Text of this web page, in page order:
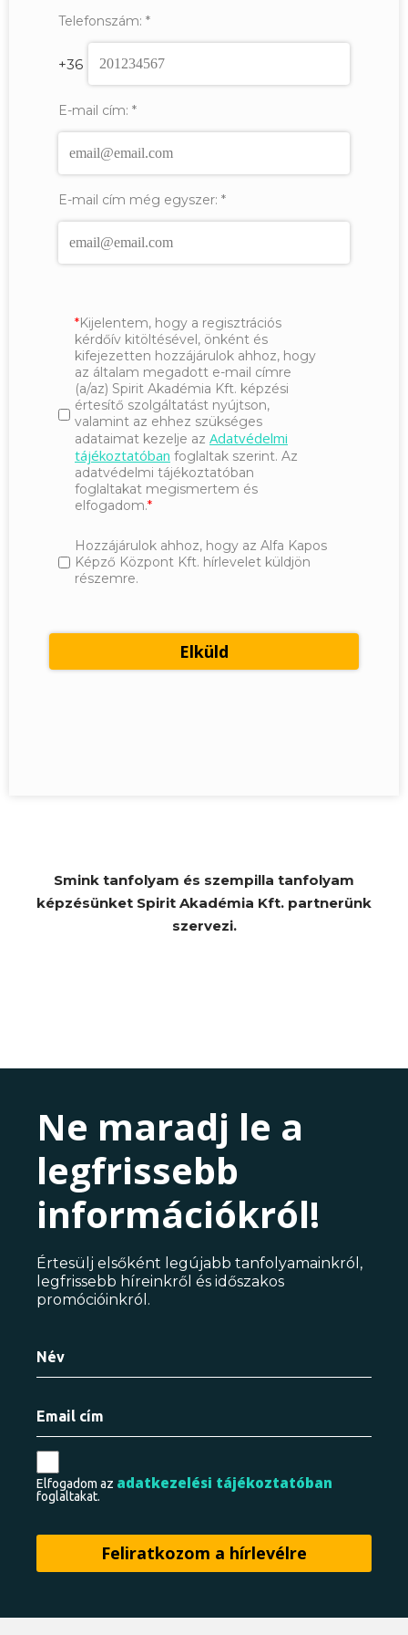
Telefonszám: *
+36
E-mail cím: *
E-mail cím még egyszer: *
Kijelentem, hogy a regisztrációs
kérdőív kitöltésével, önként és
kifejezetten hozzájárulok ahhoz, hogy
az általam megadott e-mail címre
(a/az) Spirit Akadémia Kft. képzési
értesítő szolgáltatást nyújtson,
valamint az ehhez szükséges
adataimat kezelje az Adatvédelmi
tájékoztatóban foglaltak szerint. Az
adatvédelmi tájékoztatóban
foglaltakat megismertem és
elfogadom.
Hozzájárulok ahhoz, hogy az Alfa Kapos
Képző Központ Kft. hírlevelet küldjön
részemre.
Smink tanfolyam és szempilla tanfolyam
képzésünket Spirit Akadémia Kft. partnerünk
szervezi.
Ne maradj le a
legfrissebb
információkról!
Értesülj elsőként legújabb tanfolyamainkról,
legfrissebb híreinkről és időszakos
promócióinkról.
Elfogadom az adatkezelési tájékoztatóban
foglaltakat.